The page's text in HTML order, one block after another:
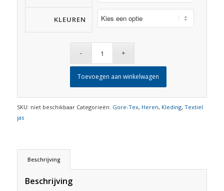
KLEUREN
Toevoegen aan winkelwagen
SKU: niet beschikbaar Categorieën: Gore-Tex, Heren, Kleding, Textiel
jas
Beschrijving
Beschrijving